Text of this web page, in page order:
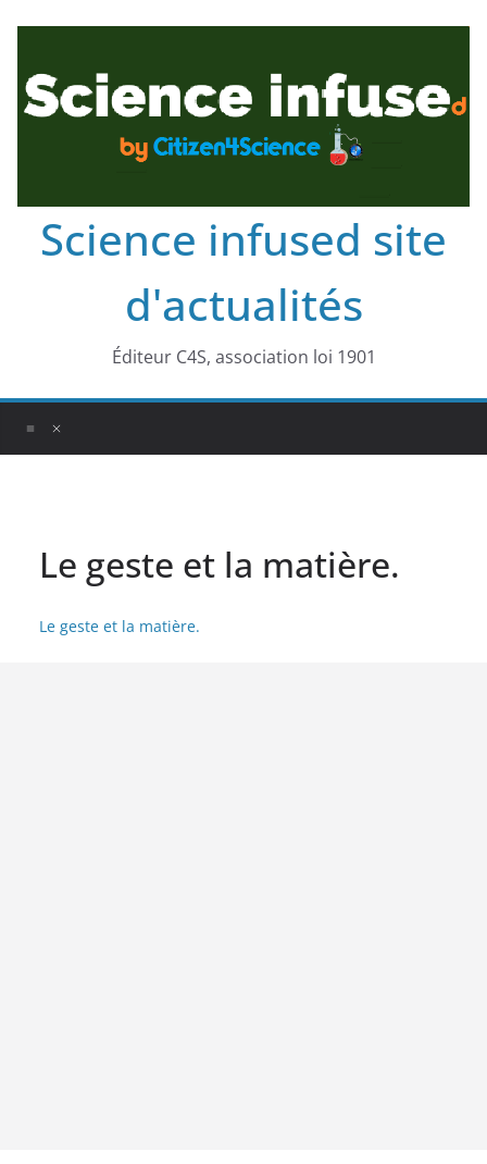
Science infused site
d'actualités
Éditeur C4S, association loi 1901
Le geste et la matière.
Le geste et la matière.